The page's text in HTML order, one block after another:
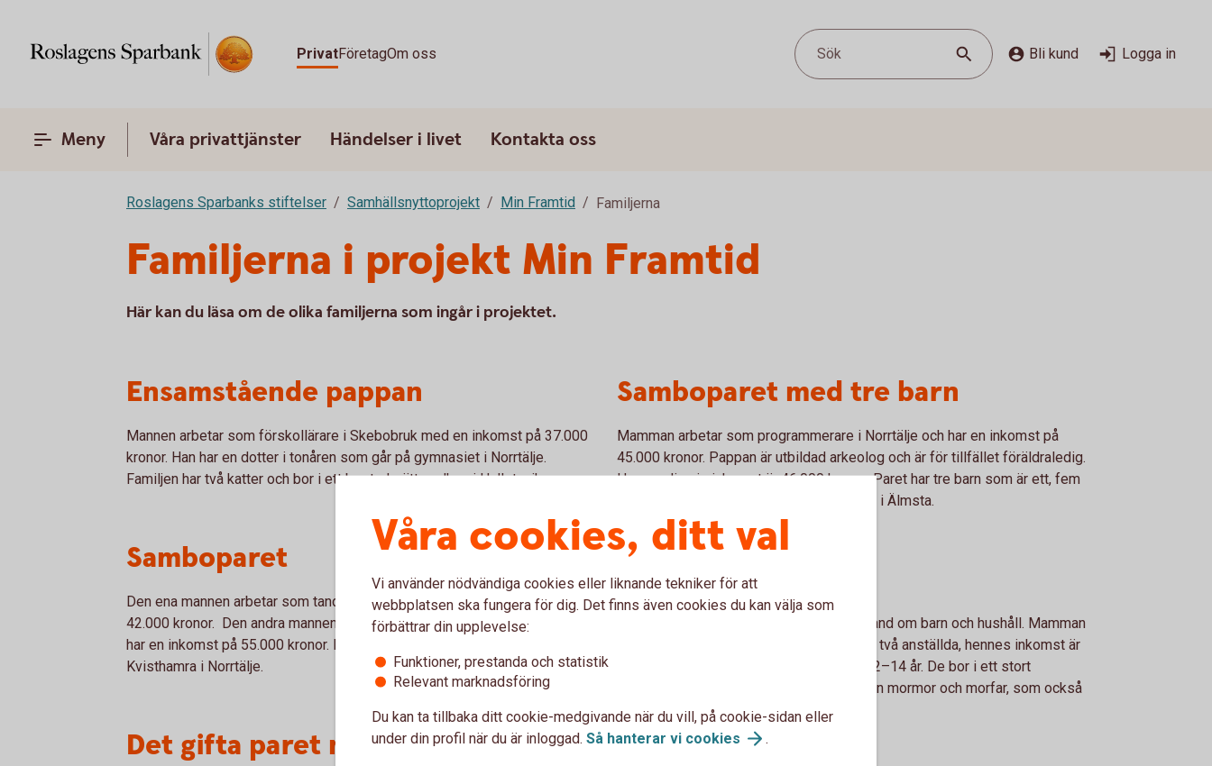
PrivatFöretagOm oss Sök Bli kund Logga in
Meny Våra privattjänster Händelser i livet Kontakta oss
Roslagens Sparbanks stiftelser Samhällsnyttoprojekt Min Framtid Familjerna
Familjerna i projekt Min Framtid
Här kan du läsa om de olika familjerna som ingår i projektet.
Ensamstående pappan
Mannen arbetar som förskollärare i Skebobruk med en inkomst på 37.000
kronor. Han har en dotter i tonåren som går på gymnasiet i Norrtälje.
Familjen har två katter och bor i ett bostadsrättsradhus i Hallstavik.
Samboparet
Den ena mannen arbetar som tandhygienist i Norrtälje med en inkomst på
42.000 kronor. Den andra mannen är tandläkare på en klinik i Danderyd och
har en inkomst på 55.000 kronor. Paret har en hund och bor i en villa i
Kvisthamra i Norrtälje.
Det gifta paret med ett barn
Samboparet med tre barn
Mamman arbetar som programmerare i Norrtälje och har en inkomst på
45.000 kronor. Pappan är utbildad arkeolog och är för tillfället föräldraledig.
Hans ordinarie inkomst är 46.000 kronor. Paret har tre barn som är ett, fem
och nio år. Familjen bor i en sjuttiotalsvilla i Älmsta.
Storfamiljen
I storfamiljen är pappan hemma och tar hand om barn och hushåll. Mamman
har en mindre firma i byggbranschen med två anställda, hennes inkomst är
48.000 kronor. De har fem barn i åldrarna 2–14 år. De bor i ett stort
gammalt hus på Blidö. I familjen ingår även mormor och morfar, som också
bor på samma gård.
Våra cookies, ditt val
Vi använder nödvändiga cookies eller liknande tekniker för att
webbplatsen ska fungera för dig. Det finns även cookies du kan välja som
förbättrar din upplevelse:
Funktioner, prestanda och statistik
Relevant marknadsföring
Du kan ta tillbaka ditt cookie-medgivande när du vill, på cookie-sidan eller
under din profil när du är inloggad. Så hanterar vi cookies .